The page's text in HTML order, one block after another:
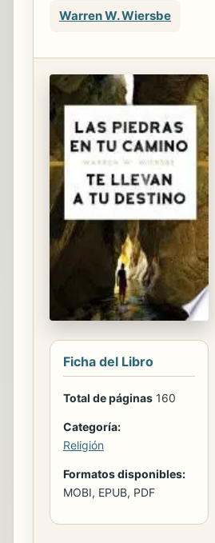
Warren W. Wiersbe
Ficha del Libro
Total de páginas 160
Categoría:
Religión
Formatos disponibles:
MOBI, EPUB, PDF